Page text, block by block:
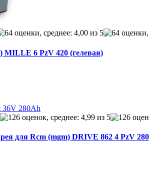
MILLE 6 PzV 420 (гелевая)
для Rcm (mgm) DRIVE 862 4 PzV